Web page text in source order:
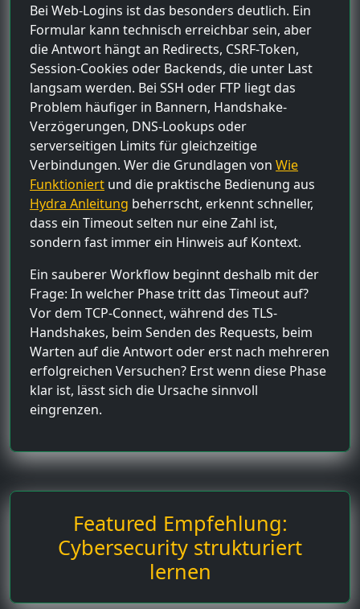
Bei Web-Logins ist das besonders deutlich. Ein
Formular kann technisch erreichbar sein, aber
die Antwort hängt an Redirects, CSRF-Token,
Session-Cookies oder Backends, die unter Last
langsam werden. Bei SSH oder FTP liegt das
Problem häufiger in Bannern, Handshake-
Verzögerungen, DNS-Lookups oder
serverseitigen Limits für gleichzeitige
Verbindungen. Wer die Grundlagen von Wie
Funktioniert und die praktische Bedienung aus
Hydra Anleitung beherrscht, erkennt schneller,
dass ein Timeout selten nur eine Zahl ist,
sondern fast immer ein Hinweis auf Kontext.
Ein sauberer Workflow beginnt deshalb mit der
Frage: In welcher Phase tritt das Timeout auf?
Vor dem TCP-Connect, während des TLS-
Handshakes, beim Senden des Requests, beim
Warten auf die Antwort oder erst nach mehreren
erfolgreichen Versuchen? Erst wenn diese Phase
klar ist, lässt sich die Ursache sinnvoll
eingrenzen.
Featured Empfehlung:
Cybersecurity strukturiert
lernen